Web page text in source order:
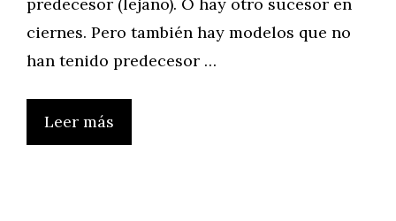
ciernes. Pero también hay modelos que no
han tenido predecesor …
Leer más